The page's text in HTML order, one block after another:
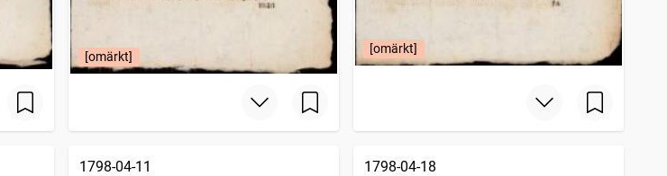
[omärkt]
[omärkt]
1798-04-11
1798-04-18